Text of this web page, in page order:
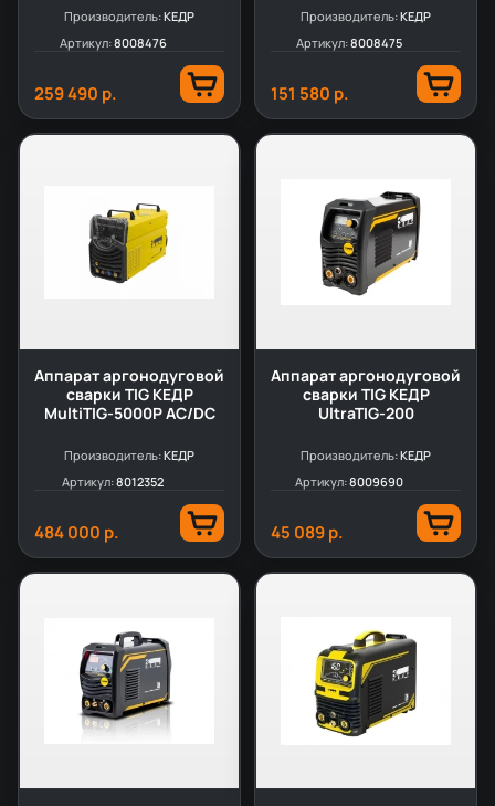
Производитель:КЕДР
Артикул:8008476
259 490 р.
Производитель:КЕДР
Артикул:8008475
151 580 р.
Аппарат аргонодуговой
сварки TIG КЕДР
MultiTIG-5000P AC/DC
Производитель:КЕДР
Артикул:8012352
484 000 р.
Аппарат аргонодуговой
сварки TIG КЕДР
UltraTIG-200
Производитель:КЕДР
Артикул:8009690
45 089 р.